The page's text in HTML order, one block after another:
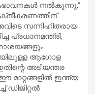
നൽകുന്നു,”
സന്നിഹിതരായ
പ്രധാനമന്ത്രി,
ആഗോള
അടിയന്തര
ഇന്ത്യ
ഡിജിറ്റൽ